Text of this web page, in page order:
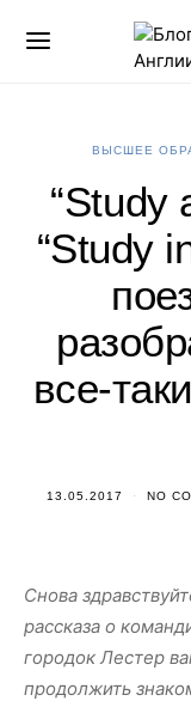
ВЫСШЕЕ
“Study
“Study
все-
13.05.2017 NO
Снова
рассказа о
городок Лестер
продолжить